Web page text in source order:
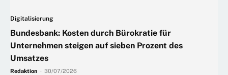
Digitalisierung
Bundesbank: Kosten durch Bürokratie für
Unternehmen steigen auf sieben Prozent des
Umsatzes
Redaktion 30/07/2026